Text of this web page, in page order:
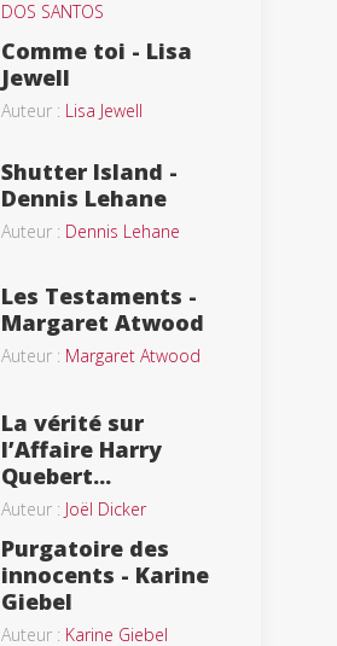
DOS SANTOS
Comme toi - Lisa
Jewell
Auteur : Lisa Jewell
Shutter Island -
Dennis Lehane
Auteur : Dennis Lehane
Les Testaments -
Margaret Atwood
Auteur : Margaret Atwood
La vérité sur
l’Affaire Harry
Quebert...
Auteur : Joël Dicker
Purgatoire des
innocents - Karine
Giebel
Auteur : Karine Giebel